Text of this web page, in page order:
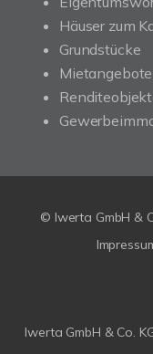
Häuser zum
Grundstücke
Mietangebote
© Iwerta GmbH &
Iwerta GmbH & Co.